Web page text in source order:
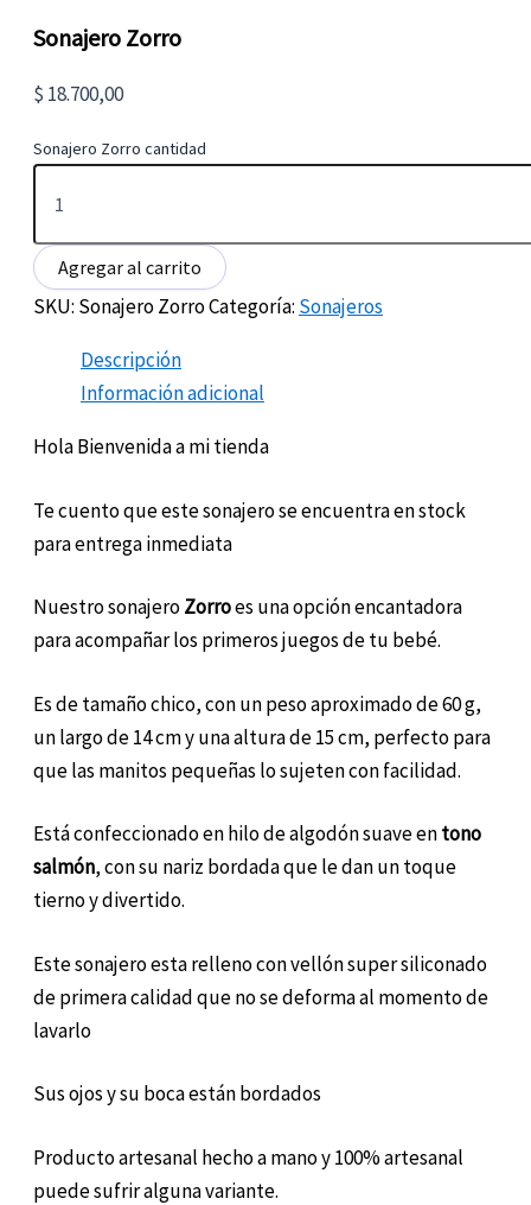
Sonajero Zorro
$ 18.700,00
Sonajero Zorro cantidad
Agregar al carrito
SKU: Sonajero ZorroCategoría: Sonajeros
Descripción
Información adicional
Hola Bienvenida a mi tienda
Te cuento que este sonajero se encuentra en stock
para entrega inmediata
Nuestro sonajeroZorroes una opción encantadora
para acompañar los primeros juegos de tu bebé.
Es de tamaño chico, con un peso aproximado de 60 g,
un largo de 14 cm y una altura de 15 cm, perfecto para
que las manitos pequeñas lo sujeten con facilidad.
Está confeccionado en hilo de algodón suave entono
salmón, con su nariz bordada que le dan un toque
tierno y divertido.
Este sonajero esta relleno con vellón super siliconado
de primera calidad que no se deforma al momento de
lavarlo
Sus ojos y su boca están bordados
Producto artesanal hecho a mano y 100% artesanal
puede sufrir alguna variante.